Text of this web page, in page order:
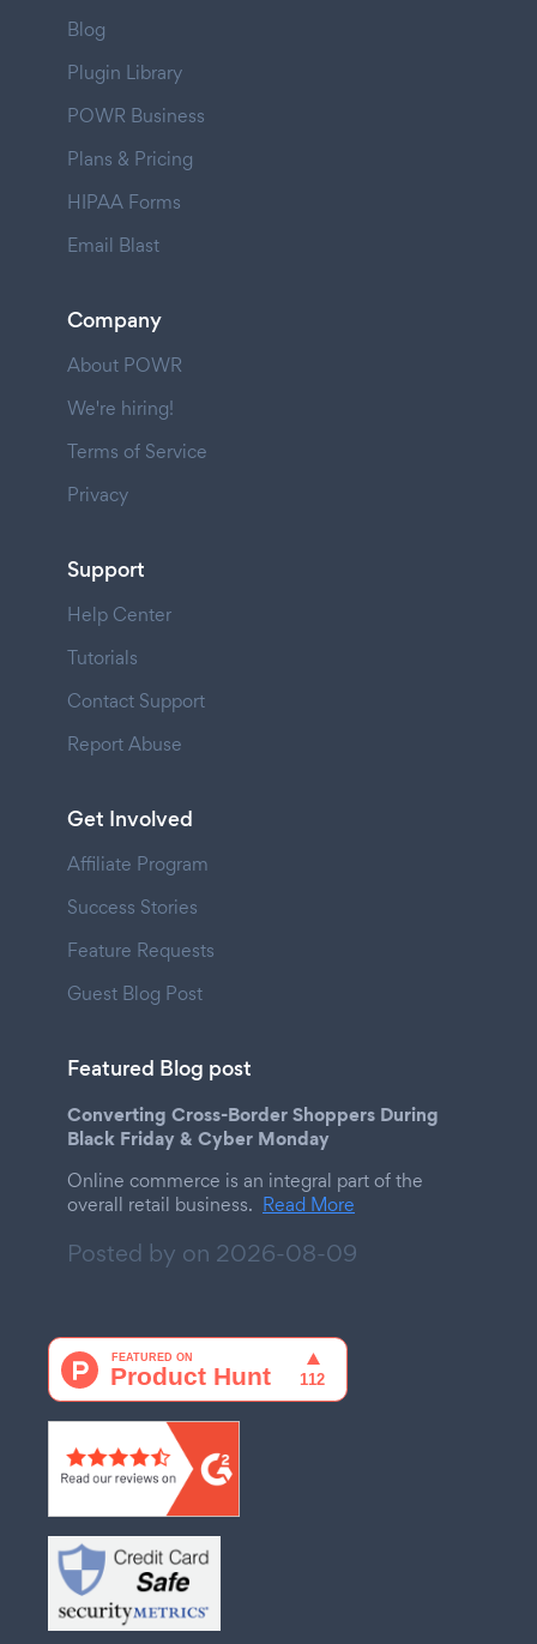
Blog
Plugin Library
POWR Business
Plans & Pricing
HIPAA Forms
Email Blast
Company
About POWR
We're hiring!
Terms of Service
Privacy
Support
Help Center
Tutorials
Contact Support
Report Abuse
Get Involved
Affiliate Program
Success Stories
Feature Requests
Guest Blog Post
Featured Blog post
Converting Cross-Border Shoppers During
Black Friday & Cyber Monday
Online commerce is an integral part of the
overall retail business. Read More
Posted by on 2026-08-09